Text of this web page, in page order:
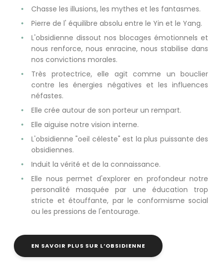
Chasse les illusions, les mythes et les fantasmes.
Pierre de l' équilibre absolu entre le Yin et le Yang.
L'obsidienne dissout nos blocages émotionnels et
nous renforce, nous enracine, nous stabilise dans
nos convictions morales.
Très protectrice, elle agit comme un bouclier
contre les énergies négatives et les influences
néfastes.
Elle crée autour de son porteur un rempart.
Elle aiguise notre vision interne.
L'obsidienne "oeil céleste" est la plus puissante des
obsidiennes.
Induit la vérité et de la connaissance.
Elle nous permet d'explorer en profondeur notre
personalité masquée par une éducation trop
stricte et étouffante, par le conformisme social
ou les pressions de l'entourage.
EN SAVOIR PLUS SUR L’OBSIDIENNE